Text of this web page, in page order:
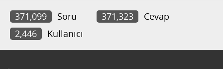
371,099 Soru 371,323
Cevap
2,446
Kullanıcı